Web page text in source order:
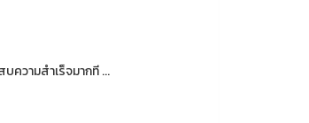
วามสำเร็จมากที ...